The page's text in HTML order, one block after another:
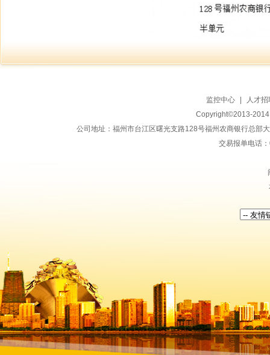
监控中心
人才招
Copyright©2013-
公司地址：福州市台江区曙光支路128号福州农商银行总
交易报单电话